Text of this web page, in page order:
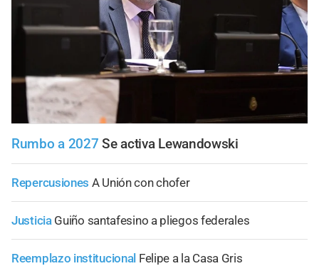
Rumbo a 2027 Se activa Lewandowski
Repercusiones A Unión con chofer
Justicia Guiño santafesino a pliegos federales
Reemplazo institucional Felipe a la Casa Gris